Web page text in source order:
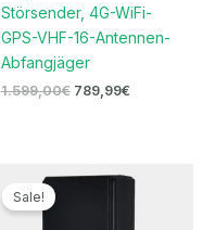
Störsender, 4G-WiFi-
GPS-VHF-16-Antennen-
Abfangjäger
1.599,00€ 789,99€
Sale!